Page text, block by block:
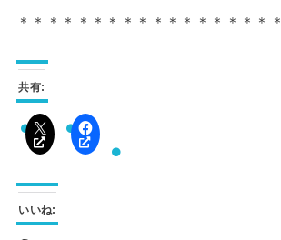
＊＊＊＊＊＊＊＊＊＊＊＊＊＊＊＊＊＊
共有:
いいね: